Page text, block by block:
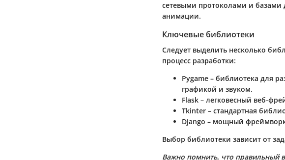
сетевыми протоколами и базами
анимации.
Ключевые библиотеки
Следует выделить несколько
процесс разработки:
Pygame – библиотека для
графикой и звуком.
Flask – легковесный веб-
Tkinter – стандартная
Django – мощный
Выбор библиотеки зависит от
Важно помнить, что правильный